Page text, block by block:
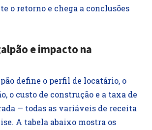
o retorno e chega a conclusões
e impacto na
define o perfil de locatário, o
o custo de construção e a taxa de
— todas as variáveis de receita
A tabela abaixo mostra os